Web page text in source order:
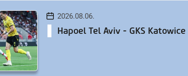
2026.08.06.
Hapoel Tel Aviv - GKS Katowice